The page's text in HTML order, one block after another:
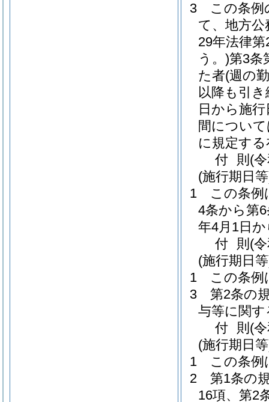
3
この条例
て、地方
29年法律第
う。)第3条
た者(週の
以降も引
日から施
間につい
に規定す
付 則 (
(施行期日
1
この条例
4条から第
年4月1日
付 則 (
(施行期日
1
この条例
3
第2条の
与等に関
付 則 (
(施行期日
1
この条例
2
第1条の
16項、第2